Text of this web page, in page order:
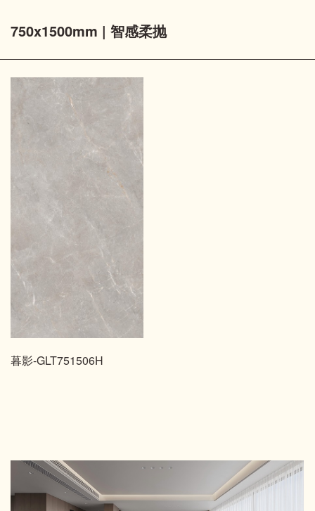
750x1500mm | 智感柔抛
暮影-GLT751506H